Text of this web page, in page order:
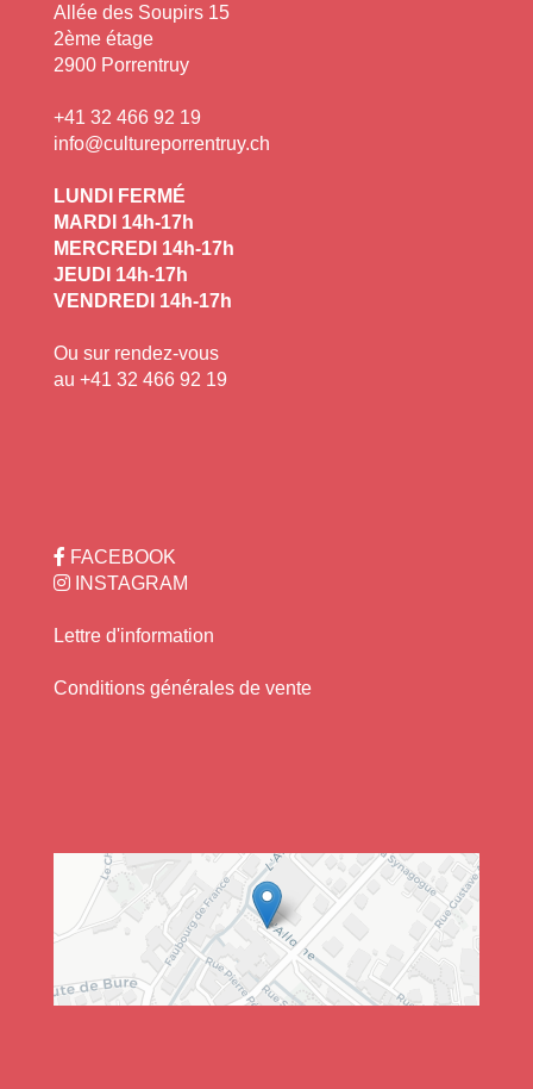
+
−
Allée des Soupirs 15
2ème étage
2900 Porrentruy
+41 32 466 92 19
info@cultureporrentruy.ch
LUNDI FERMÉ
MARDI 14h-17h
MERCREDI 14h-17h
JEUDI 14h-17h
VENDREDI 14h-17h
Ou sur rendez-vous
au +41 32 466 92 19
FACEBOOK
INSTAGRAM
Lettre d'information
Conditions générales de vente